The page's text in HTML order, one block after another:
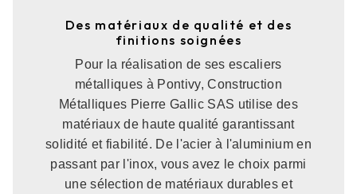
Des matériaux de qualité et des
finitions soignées
Pour la réalisation de ses escaliers
métalliques à Pontivy, Construction
Métalliques Pierre Gallic SAS utilise des
matériaux de haute qualité garantissant
solidité et fiabilité. De l'acier à l'aluminium en
passant par l'inox, vous avez le choix parmi
une sélection de matériaux durables et